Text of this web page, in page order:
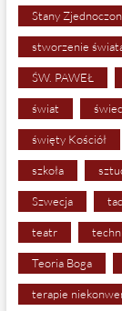
Stany
stworzenie
ŚW. PAWEŁ
świat
święty Kościół
szkoła
Szwecja
teatr
Teoria Boga
terapie